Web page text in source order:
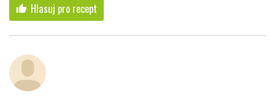
thumb_up Hlasuj pro recept